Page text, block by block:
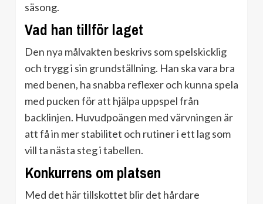
säsong.
Vad han tillför laget
Den nya målvakten beskrivs som spelskicklig
och trygg i sin grundställning. Han ska vara bra
med benen, ha snabba reflexer och kunna spela
med pucken för att hjälpa uppspel från
backlinjen. Huvudpoängen med värvningen är
att få in mer stabilitet och rutiner i ett lag som
vill ta nästa steg i tabellen.
Konkurrens om platsen
Med det här tillskottet blir det hårdare